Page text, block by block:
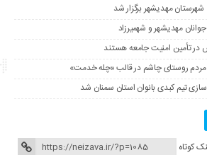
مهدیشهر برگزار شد
مهدیشهر و شهمیرزاد
در تأمین امنیت جامعه هستند
مردم روستای چاشم در قالب «چله خدمت»
تیم کبدی بانوان استان سمنان شد
کوتاه